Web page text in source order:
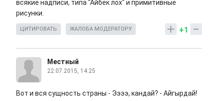
всякие надписи, типа "Айбек лох" и примитивные
рисунки.
+1
ЦИТИРОВАТЬ ЖАЛОБА МОДЕРАТОРУ
Местный
22.07.2015, 14:25
Вот и вся сущность страны - Ээээ, кандай? - Айгырдай!